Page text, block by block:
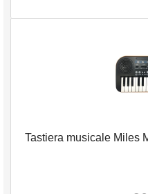
Tastiera musicale Miles